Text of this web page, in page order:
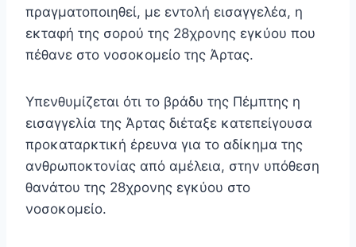
πραγματοποιηθεί, με εντολή εισαγγελέα, η
εκταφή της σορού της 28χρονης εγκύου που
πέθανε στο νοσοκομείο της Άρτας.
Υπενθυμίζεται ότι το βράδυ της Πέμπτης η
εισαγγελία της Άρτας διέταξε κατεπείγουσα
προκαταρκτική έρευνα για το αδίκημα της
ανθρωποκτονίας από αμέλεια, στην υπόθεση
θανάτου της 28χρονης εγκύου στο
νοσοκομείο.